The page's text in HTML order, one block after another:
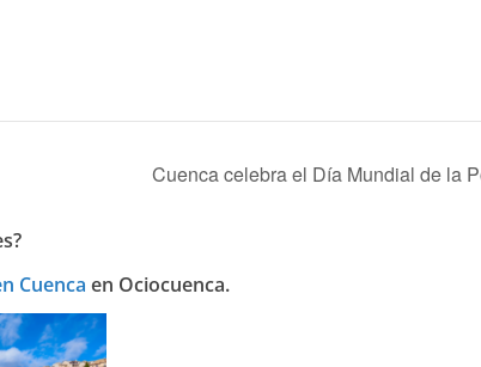
Cuenca celebra el Día Mundial de la
Cuenca en Ociocuenca.